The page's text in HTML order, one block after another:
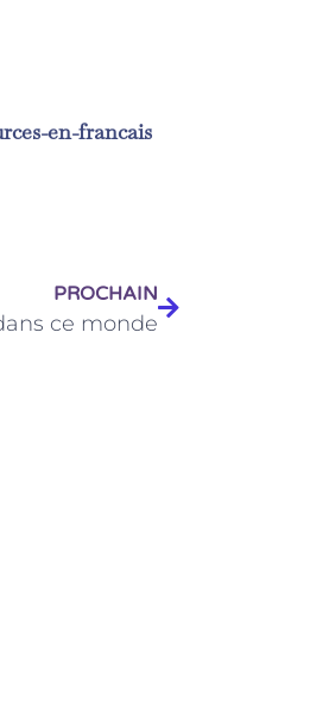
en-francais
PROCHAIN
ce monde